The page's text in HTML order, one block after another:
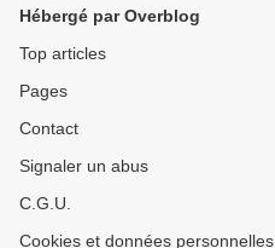
Hébergé par Overblog
Top articles
Pages
Contact
Signaler un abus
C.G.U.
Cookies et données personnelles